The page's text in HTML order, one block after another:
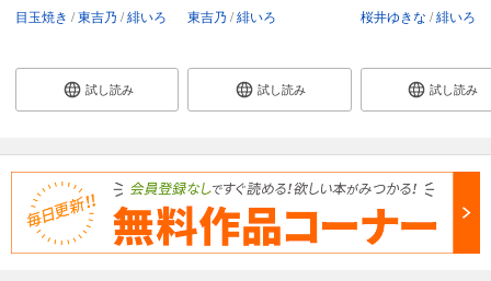
目玉焼き 東吉乃 緋いろ
試し読み
東吉乃 緋いろ
試し読み
桜井ゆきな 緋いろ
試し読み